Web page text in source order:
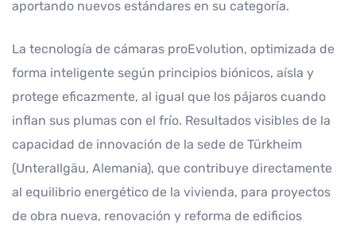
aportando nuevos estándares en su categoría.
La tecnología de cámaras proEvolution, optimizada de
forma inteligente según principios biónicos, aísla y
protege eficazmente, al igual que los pájaros cuando
inflan sus plumas con el frío. Resultados visibles de la
capacidad de innovación de la sede de Türkheim
(Unterallgäu, Alemania), que contribuye directamente
al equilibrio energético de la vivienda, para proyectos
de obra nueva, renovación y reforma de edificios